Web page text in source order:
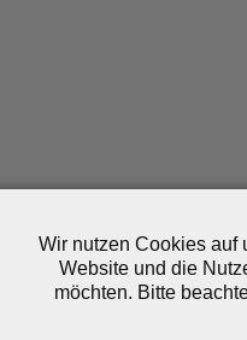
Wir nutzen Cookies auf
Website und die
möchten. Bitte